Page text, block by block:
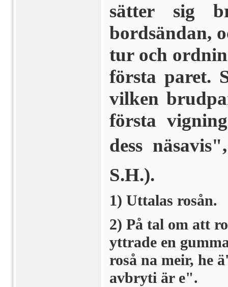
sätter sig
bordsändan,
tur och
första paret.
vilken
första
dess
S.H.).
1) Uttalas rosån.
2) På tal om att
yttrade en
roså na meir, he
avbryti är e".